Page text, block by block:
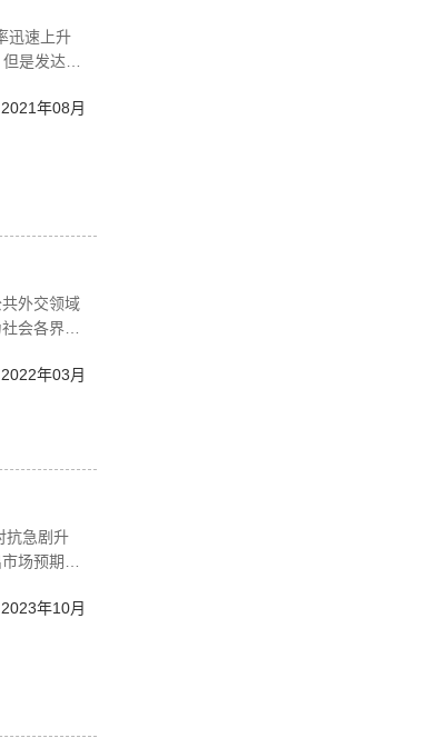
迅速上升
是发达国
世界经济
济环境更
年08月
外交领域
会各界关
构，许多
的战略高
？为什么
番探讨。
年03月
抗急剧升
场预期的
关系出现新
，重大领
长下行并
候变化成
向，全球
年10月